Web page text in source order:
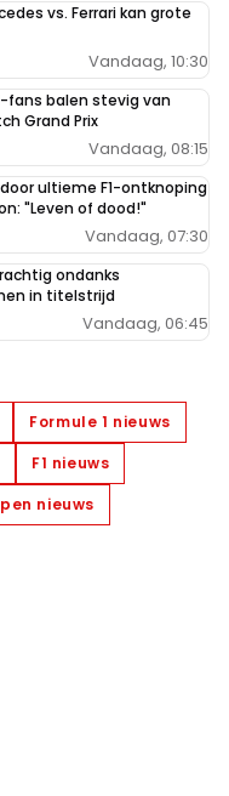
vs. Ferrari kan grote
Vandaag, 10:30
fans balen stevig van
Grand Prix
Vandaag, 08:15
ultieme F1-ontknoping
"Leven of dood!"
Vandaag, 07:30
ondanks
in titelstrijd
Vandaag, 06:45
Formule 1 nieuws
F1 nieuws
nieuws